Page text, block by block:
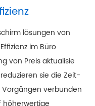
lösungen von
im Büro
von Preis aktualisie
sie die Zeit-
verbunden